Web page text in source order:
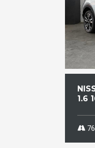
1.6
CVT